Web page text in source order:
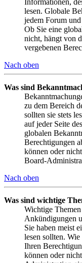
lesen. Globale
jedem Forum
Ob Sie eine
nicht, hängt von
vergebenen
Nach oben
Was sind
zu dem Bereich
sollten sie stets
auf jeder Seite
globalen
Berechtigungen
können oder
Board-
Nach oben
Was sind wichtige
Wichtige
Ankündigungen
Sie haben meist
lesen sollten.
Ihren
können oder